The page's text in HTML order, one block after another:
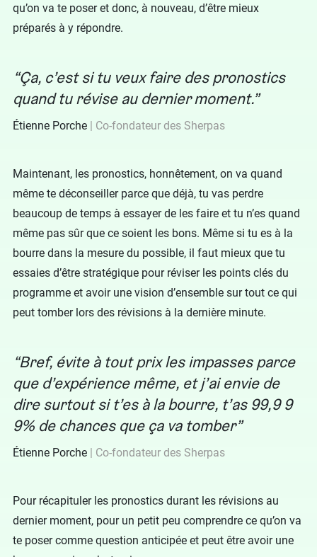
qu’on va te poser et donc, à nouveau, d’être mieux
préparés à y répondre.
Ça, c’est si tu veux faire des pronostics
quand tu révise au dernier moment.
Étienne Porche Co-fondateur des Sherpas
Maintenant, les pronostics, honnêtement, on va quand
même te déconseiller parce que déjà, tu vas perdre
beaucoup de temps à essayer de les faire et tu n’es quand
même pas sûr que ce soient les bons. Même si tu es à la
bourre dans la mesure du possible, il faut mieux que tu
essaies d’être stratégique pour réviser les points clés du
programme et avoir une vision d’ensemble sur tout ce qui
peut tomber lors des révisions à la dernière minute.
Bref, évite à tout prix les impasses parce
que d’expérience même, et j’ai envie de
dire surtout si t’es à la bourre, t’as 99,9 9
9% de chances que ça va tomber
Étienne Porche Co-fondateur des Sherpas
Pour récapituler les pronostics durant les révisions au
dernier moment, pour un petit peu comprendre ce qu’on va
te poser comme question anticipée et peut être avoir une